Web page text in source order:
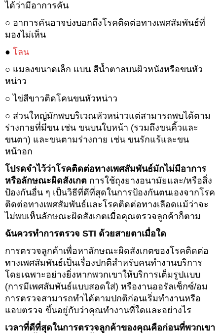
ได้ว่ามีอาการคัน
○ อาการคันอาจบ่งบอกถึงโรคติดต่อทางเพศสัมพันธ์ที่
มองไม่เห็น
● โลน
○ แมลงขนาดเล็ก แบน สีน้ำตาลบนผิวหนังหรือขนหัว
หน่าว
○ ไข่สีขาวติดโคนขนหัวหน่าว
○ ส่วนใหญ่มักพบบริเวณหัวหน่าวแต่สามารถพบได้ตาม
ร่างกายที่มีขน เช่น ขนบนใบหน้า (รวมถึงขนคิ้วและ
ขนตา) และขนตามร่างกาย เช่น ขนรักแร้และขน
หน้าอก
โปรดจำไว้ว่าโรคติดต่อทางเพศสัมพันธ์มักไม่มีอาการ
หรือลักษณะผิดสังเกต การใช้ถุงยางอนามัยและ/หรือสิ่ง
ป้องกันอื่น ๆ เป็นวิธีที่ดีที่สุดในการป้องกันตนเองจากโรค
ติดต่อทางเพศสัมพันธ์และโรคติดต่อทางเลือดแม้ว่าจะ
ไม่พบเห็นลักษณะผิดสังเกตเมื่อคุณตรวจลูกค้าก็ตาม
ฉันควรทำการตรวจ STI ด้วยสายตาเมื่อใด
การตรวจลูกค้าเพื่อหาลักษณะผิดสังเกตของโรคติดต่อ
ทางเพศสัมพันธ์เป็นเรื่องปกติสำหรับคนทำงานบริการ
โดยเฉพาะอย่างยิ่งหากพวกเขาให้บริการเต็มรูปแบบ
(การมีเพศสัมพันธ์แบบสอดใส่) หรืองานออรัลเซ็กซ์/อม
การตรวจสามารถทำได้ตามปกติก่อนเริ่มทำงานหรือ
แอบตรวจ ขึ้นอยู่กับว่าคุณทำงานที่ใดและอย่างไร
เวลาที่ดีที่สุดในการตรวจลูกค้าของคุณคือก่อนที่พวกเขา